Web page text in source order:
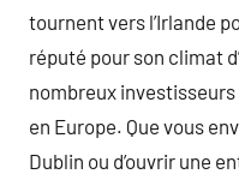
tournent vers l’Irlande
réputé pour son climat
nombreux
en Europe. Que vous
Dublin ou d’ouvrir une